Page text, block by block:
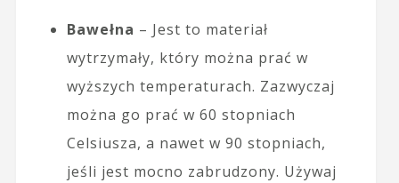
Bawełna – Jest to materiał
wytrzymały, który można prać w
wyższych temperaturach. Zazwyczaj
można go prać w 60 stopniach
Celsiusza, a nawet w 90 stopniach,
jeśli jest mocno zabrudzony. Używaj